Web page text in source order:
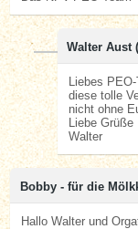
Walter Aust
Liebes
diese tolle
nicht ohne
Liebe Grüße
Walter
Bobby - für die
Hallo Walter und